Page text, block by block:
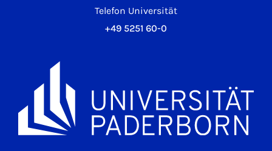
Telefon Universität
+49 5251 60-0